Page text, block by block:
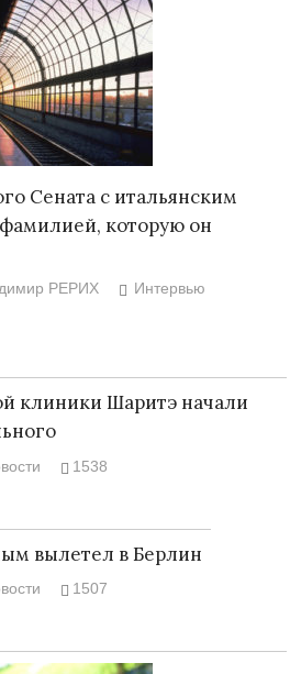
Сената с итальянским
которую он
РЕРИХ
Интервью
клиники Шаритэ начали
1538
вылетел в Берлин
1507